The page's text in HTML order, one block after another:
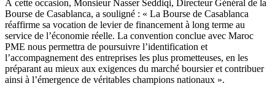
À cette occasion, Monsieur Nasser Seddiqi, Directeur Général de la
Bourse de Casablanca, a souligné : « La Bourse de Casablanca
réaffirme sa vocation de levier de financement à long terme au
service de l’économie réelle. La convention conclue avec Maroc
PME nous permettra de poursuivre l’identification et
l’accompagnement des entreprises les plus prometteuses, en les
préparant au mieux aux exigences du marché boursier et contribuer
ainsi à l’émergence de véritables champions nationaux ».